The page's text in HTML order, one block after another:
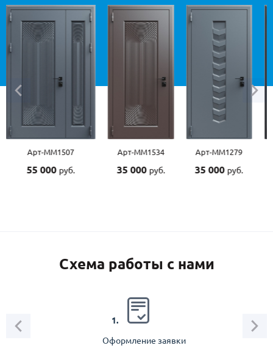
Арт-ММ1507
55 000 руб.
Арт-ММ1534
35 000 руб.
Арт-ММ1279
35 000 руб.
Схема работы с нами
1.
Оформление заявки